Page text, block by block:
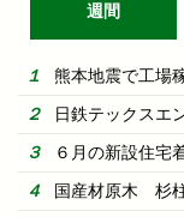
週間
熊本地震で工場
日鉄テックスエ
６月の新設住宅
国産材原木 杉